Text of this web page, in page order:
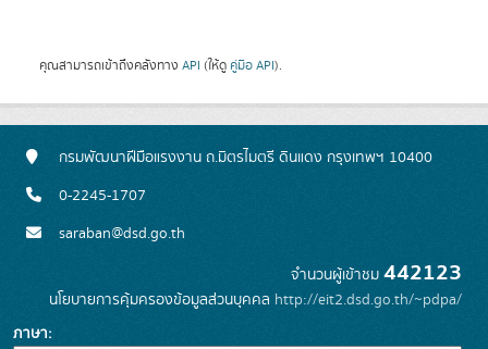
คุณสามารถเข้าถึงคลังทาง API (ให้ดู คู่มือ API).
กรมพัฒนาฝีมือแรงงาน ถ.มิตรไมตรี ดินแดง กรุงเทพฯ 10400
0-2245-1707
saraban@dsd.go.th
จำนวนผู้เข้าชม 442123
นโยบายการคุ้มครองข้อมูลส่วนบุคคล http://eit2.dsd.go.th/~pdpa/
ภาษา